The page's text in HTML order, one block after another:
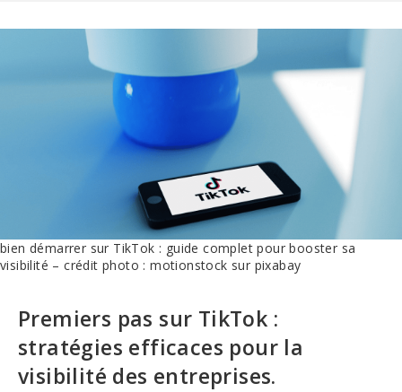
bien démarrer sur TikTok : guide complet pour booster sa
visibilité – crédit photo : motionstock sur pixabay
Premiers pas sur TikTok :
stratégies efficaces pour la
visibilité des entreprises.